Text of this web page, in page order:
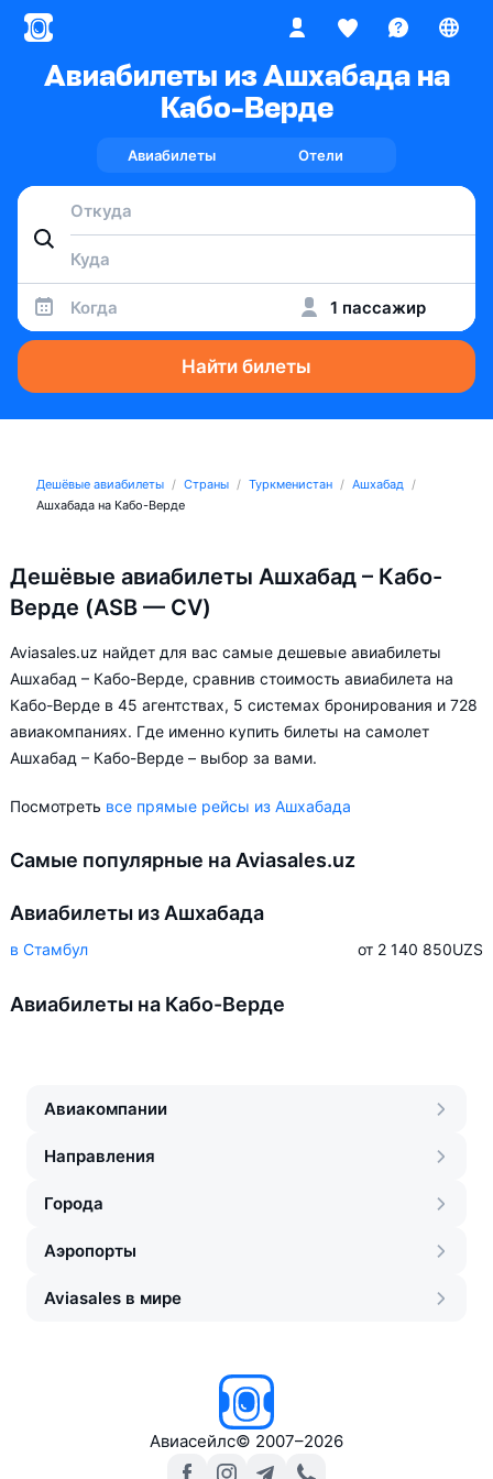
Авиабилеты из Ашхабада на
Кабо-Верде
Авиабилеты Отели
Когда 1 пассажир
Найти билеты
Дешёвые авиабилеты Страны Туркменистан
Ашхабад
Ашхабада на Кабо-Верде
Дешёвые авиабилеты Ашхабад – Кабо-
Верде (ASB — CV)
Aviasales.uz найдет для вас самые дешевые авиабилеты
Ашхабад – Кабо-Верде, сравнив стоимость авиабилета на
Кабо-Верде в 45 агентствах, 5 системах бронирования и 728
авиакомпаниях. Где именно купить билеты на самолет
Ашхабад – Кабо-Верде – выбор за вами.
Посмотреть все прямые рейсы из Ашхабада
Самые популярные на Aviasales.uz
Авиабилеты из Ашхабада
в Стамбул от 2 140 850UZS
Авиабилеты на Кабо-Верде
Авиакомпании
Направления
Города
Аэропорты
Aviasales в мире
Авиасейлс© 2007–2026